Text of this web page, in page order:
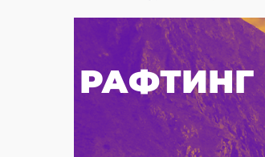
РАФТИНГ